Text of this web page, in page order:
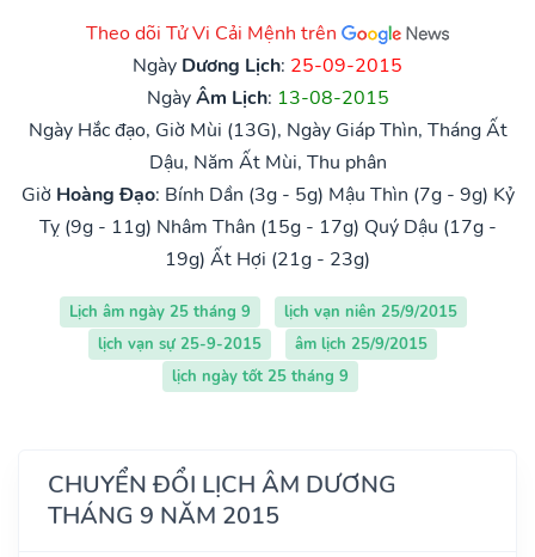
Theo dõi Tử Vi Cải Mệnh trên
Ngày Dương Lịch: 25-09-2015
NgàyÂm Lịch: 13-08-2015
Ngày Hắc đạo, Giờ Mùi (13G), Ngày Giáp Thìn, Tháng Ất
Dậu, Năm Ất Mùi, Thu phân
Giờ Hoàng Đạo: Bính Dần (3g - 5g) Mậu Thìn (7g - 9g) Kỷ
Tỵ (9g - 11g) Nhâm Thân (15g - 17g) Quý Dậu (17g -
19g) Ất Hợi (21g - 23g)
Lịch âm ngày 25 tháng 9
lịch vạn niên 25/9/2015
lịch vạn sự 25-9-2015
âm lịch 25/9/2015
lịch ngày tốt 25 tháng 9
CHUYỂN ĐỔI LỊCH ÂM DƯƠNG
THÁNG 9 NĂM 2015